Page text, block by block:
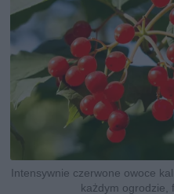
Intensywnie czerwone owoce
każdym ogrodzie,